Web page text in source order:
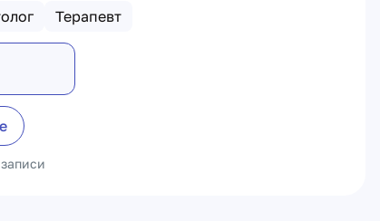
Терапевт